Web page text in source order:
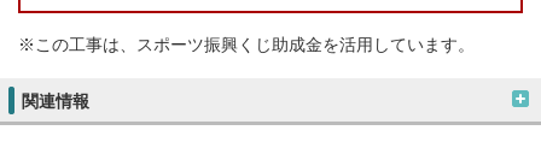
※この工事は、スポーツ振興くじ助成金を活用しています。
関連情報